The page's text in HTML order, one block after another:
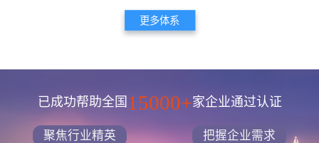
更多体系
已成功帮助全国 15000+家企业通过认证
聚焦行业精英 把握企业需求